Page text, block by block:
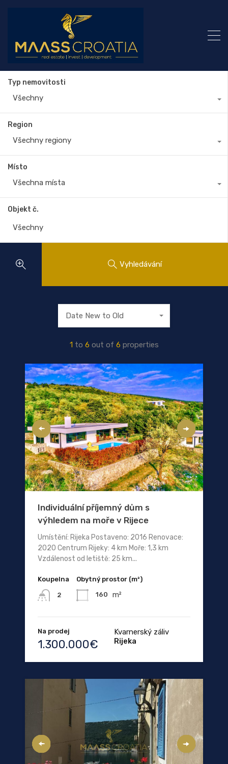
Typ nemovitosti
Všechny
Region
Všechny regiony
Místo
Všechna místa
Objekt č.
Vyhledávání
1 to 6 out of 6 properties
Date New to Old
Individuální příjemný dům s
výhledem na moře v Rijece
Umístění: Rijeka Postaveno: 2016 Renovace:
2020 Centrum Rijeky: 4 km Moře: 1,3 km
Vzdálenost od letiště: 25 km...
Koupelna
2
Obytný prostor (m²)
160 m²
Na prodej
1.300.000€
Kvarnerský záliv
Rijeka